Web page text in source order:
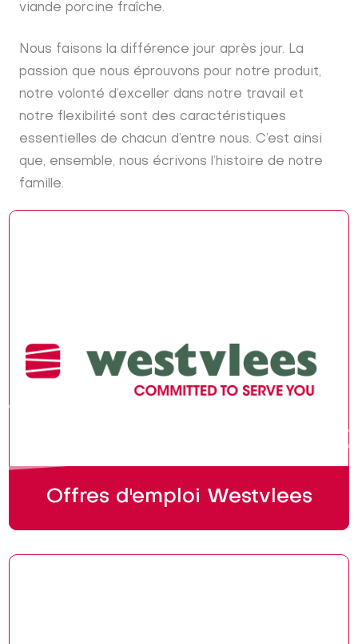
viande porcine fraîche.
Nous faisons la différence jour après jour. La
passion que nous éprouvons pour notre produit,
notre volonté d’exceller dans notre travail et
notre flexibilité sont des caractéristiques
essentielles de chacun d’entre nous. C’est ainsi
que, ensemble, nous écrivons l’histoire de notre
famille.
Offres d'emploi Westvlees